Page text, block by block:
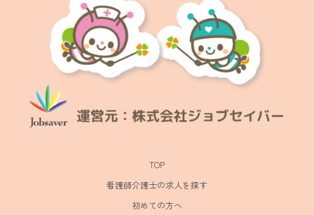
TOP
看護師介護士の求人を探す
初めての方へ